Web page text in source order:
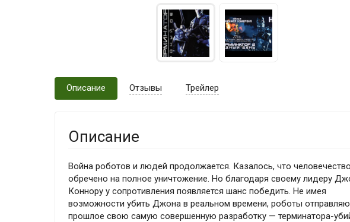
Описание Отзывы Трейлер
Описание
Война роботов и людей продолжается. Казалось, что человечество
обречено на полное уничтожение. Но благодаря своему лидеру
Коннору у сопротивления появляется шанс победить. Не имея
возможности убить Джона в реальном времени, роботы
прошлое свою самую совершенную разработку — терминатора-